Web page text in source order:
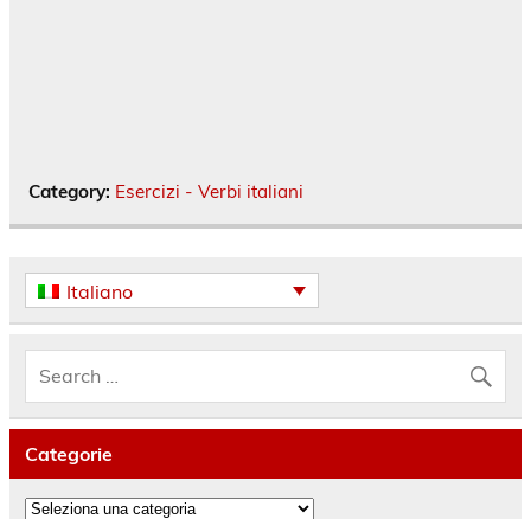
Category: Esercizi - Verbi italiani
Italiano
Categorie
Categorie